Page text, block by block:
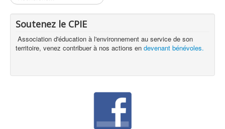
Soutenez le CPIE
Association d'éducation à l'environnement au service de son
territoire, venez contribuer à nos actions en devenant bénévoles.